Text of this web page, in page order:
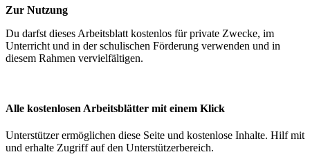
Zur Nutzung
Du darfst dieses Arbeitsblatt kostenlos für private Zwecke, im
Unterricht und in der schulischen Förderung verwenden und in
diesem Rahmen vervielfältigen.
Alle kostenlosen Arbeitsblätter mit einem Klick
Unterstützer ermöglichen diese Seite und kostenlose Inhalte. Hilf mit
und erhalte Zugriff auf den Unterstützerbereich.